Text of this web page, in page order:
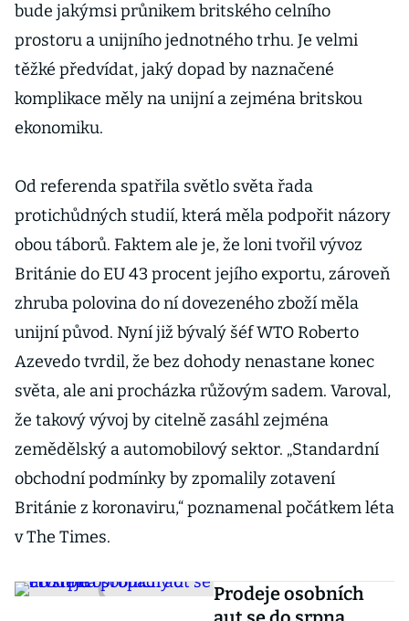
bude jakýmsi průnikem britského celního
prostoru a unijního jednotného trhu. Je velmi
těžké předvídat, jaký dopad by naznačené
komplikace měly na unijní a zejména britskou
ekonomiku.
Od referenda spatřila světlo světa řada
protichůdných studií, která měla podpořit názory
obou táborů. Faktem ale je, že loni tvořil vývoz
Británie do EU 43 procent jejího exportu, zároveň
zhruba polovina do ní dovezeného zboží měla
unijní původ. Nyní již bývalý šéf WTO Roberto
Azevedo tvrdil, že bez dohody nenastane konec
světa, ale ani procházka růžovým sadem. Varoval,
že takový vývoj by citelně zasáhl zejména
zemědělský a automobilový sektor. „Standardní
obchodní podmínky by zpomalily zotavení
Británie z koronaviru,“ poznamenal počátkem léta
v The Times.
Prodeje osobních